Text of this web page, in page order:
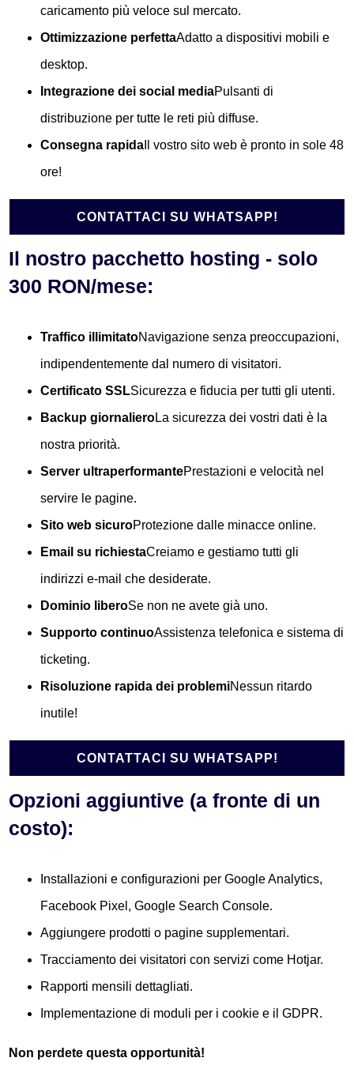
caricamento più veloce sul mercato.
Ottimizzazione perfettaAdatto a dispositivi mobili e
desktop.
Integrazione dei social mediaPulsanti di
distribuzione per tutte le reti più diffuse.
Consegna rapida Il vostro sito web è pronto in sole 48
ore!
CONTATTACI SU WHATSAPP!
Il nostro pacchetto hosting - solo
300 RON/mese:
Traffico illimitatoNavigazione senza preoccupazioni,
indipendentemente dal numero di visitatori.
Certificato SSLSicurezza e fiducia per tutti gli utenti.
Backup giornalieroLa sicurezza dei vostri dati è la
nostra priorità.
Server ultraperformantePrestazioni e velocità nel
servire le pagine.
Sito web sicuroProtezione dalle minacce online.
Email su richiestaCreiamo e gestiamo tutti gli
indirizzi e-mail che desiderate.
Dominio liberoSe non ne avete già uno.
Supporto continuoAssistenza telefonica e sistema di
ticketing.
Risoluzione rapida dei problemiNessun ritardo
inutile!
CONTATTACI SU WHATSAPP!
Opzioni aggiuntive (a fronte di un
costo):
Installazioni e configurazioni per Google Analytics,
Facebook Pixel, Google Search Console.
Aggiungere prodotti o pagine supplementari.
Tracciamento dei visitatori con servizi come Hotjar.
Rapporti mensili dettagliati.
Implementazione di moduli per i cookie e il GDPR.
Non perdete questa opportunità!